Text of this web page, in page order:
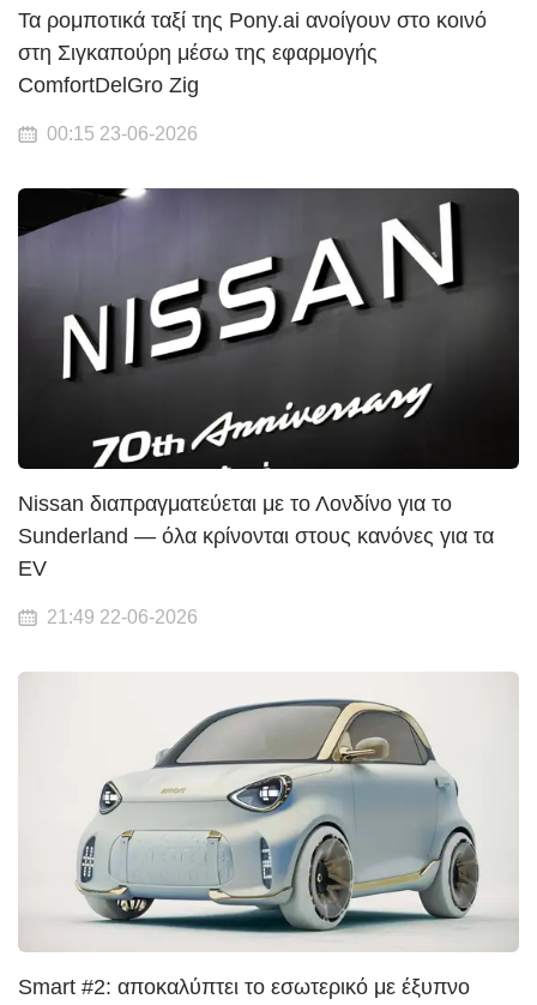
Τα ρομποτικά ταξί της Pony.ai ανοίγουν στο κοινό
στη Σιγκαπούρη μέσω της εφαρμογής
ComfortDelGro Zig
00:15 23-06-2026
Nissan διαπραγματεύεται με το Λονδίνο για το
Sunderland — όλα κρίνονται στους κανόνες για τα
EV
21:49 22-06-2026
Smart #2: αποκαλύπτει το εσωτερικό με έξυπνο